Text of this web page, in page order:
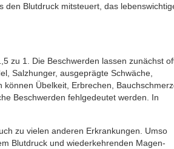
den Blutdruck mitsteuert, das
zu 1. Die Beschwerden lassen zunächst
Salzhunger, ausgeprägte Schwäche,
können Übelkeit, Erbrechen,
Beschwerden fehlgedeutet werden. In
zu vielen anderen Erkrankungen. Umso
Blutdruck und wiederkehrenden Magen-